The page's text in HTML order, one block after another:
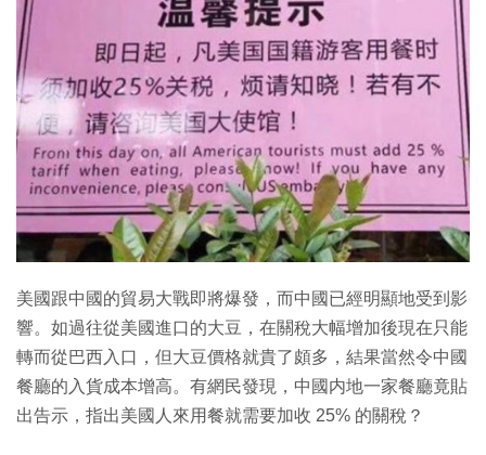
IT Times
生成式AI與雲端應用
Enterprise Digital Transformation
特集
美國跟中國的貿易大戰即將爆發，而中國已經明顯地受到影
響。如過往從美國進口的大豆，在關稅大幅增加後現在只能
轉而從巴西入口，但大豆價格就貴了頗多，結果當然令中國
餐廳的入貨成本增高。有網民發現，中國内地一家餐廳竟貼
出告示，指出美國人來用餐就需要加收 25% 的關稅？